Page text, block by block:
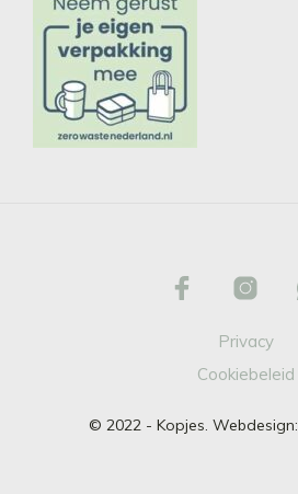
Privacy
Cookiebeleid
© 2022 - Kopjes. Webdesign: